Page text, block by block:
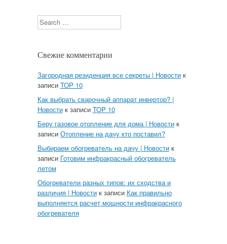
Search
Свежие комментарии
Загородная резиденция все секреты | Новостик
записи TOP 10
Как выбрать сварочный аппарат инвертор? |
Новостик записи TOP 10
Беру газовое отопление для дома | Новостик
записи Отопление на дачу кто поставил?
Выбираем обогреватель на дачу | Новостик
записи Готовим инфракрасный обогреватель
летом
Обогреватели разных типов: их сходства и
различия | Новостик записи Как правильно
выполняется расчет мощности инфракрасного
обогревателя